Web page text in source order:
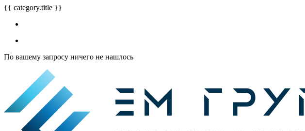
{{ category.title }}
По вашему запросу ничего не нашлось